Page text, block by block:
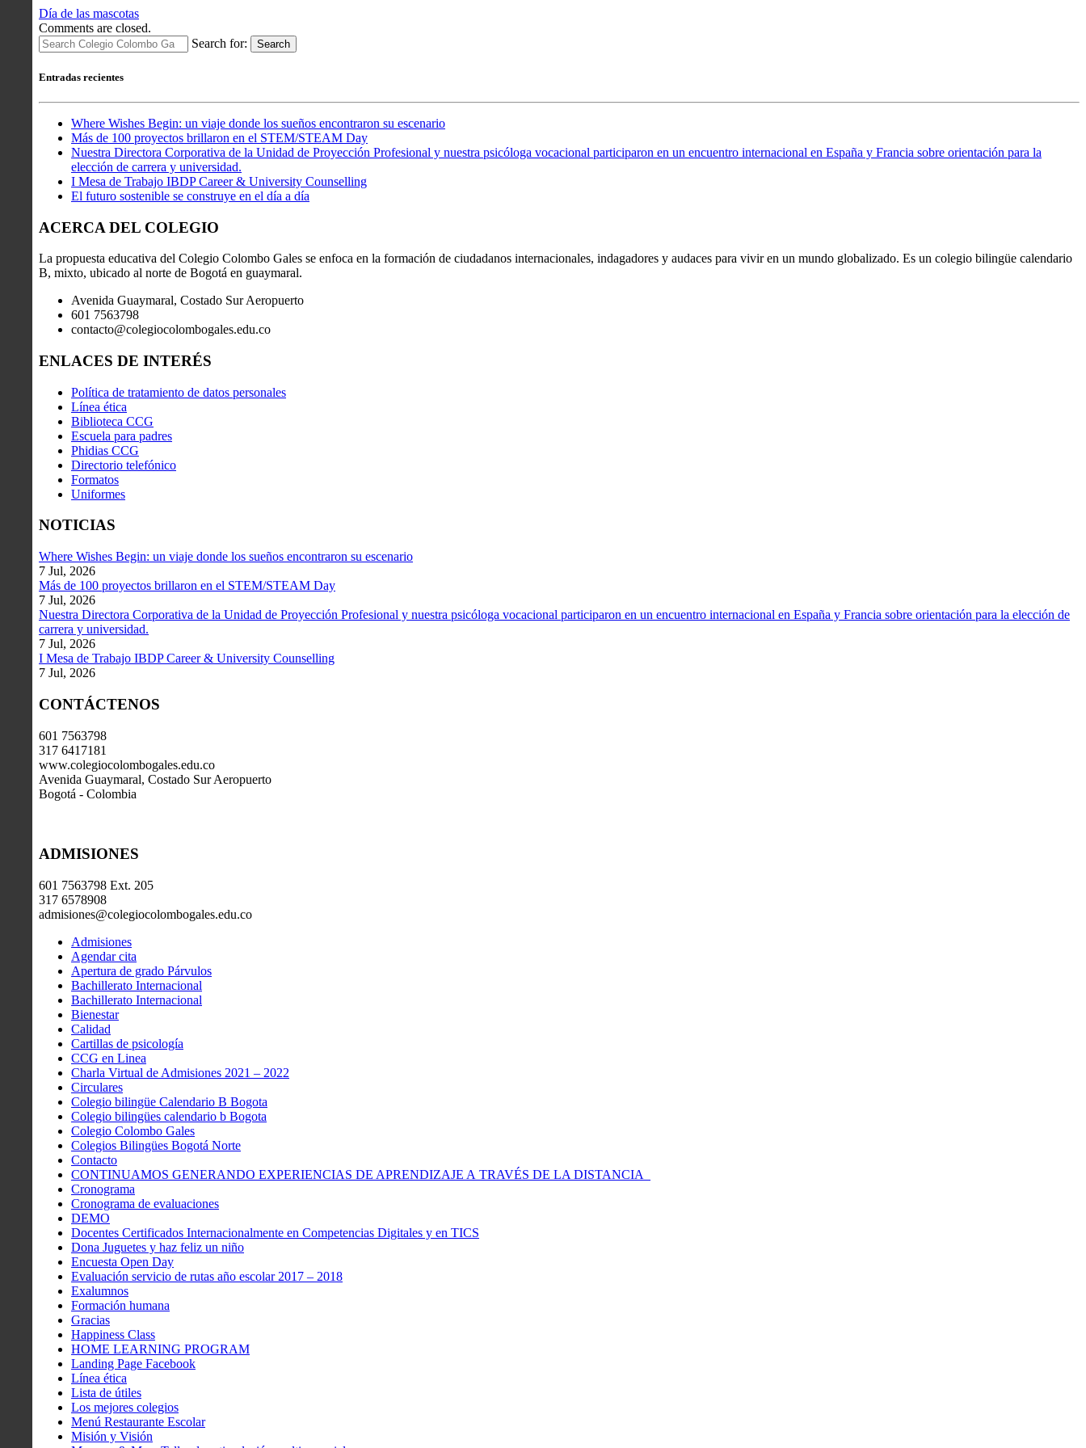
Día de las mascotas
Comments are closed.
Search for:
Search
Entradas recientes
Where Wishes Begin: un viaje donde los sueños encontraron su escenario
Más de 100 proyectos brillaron en el STEM/STEAM Day
Nuestra Directora Corporativa de la Unidad de Proyección Profesional y nuestra psicóloga vocacional participaron en un encuentro internacional en España y Francia sobre orientación para la
elección de carrera y universidad.
I Mesa de Trabajo IBDP Career & University Counselling
El futuro sostenible se construye en el día a día
ACERCA DEL COLEGIO
La propuesta educativa del Colegio Colombo Gales se enfoca en la formación de ciudadanos internacionales, indagadores y audaces para vivir en un mundo globalizado. Es un colegio bilingüe calendario
B, mixto, ubicado al norte de Bogotá en guaymaral.
Avenida Guaymaral, Costado Sur Aeropuerto
601 7563798
contacto@colegiocolombogales.edu.co
ENLACES DE INTERÉS
Política de tratamiento de datos personales
Línea ética
Biblioteca CCG
Escuela para padres
Phidias CCG
Directorio telefónico
Formatos
Uniformes
NOTICIAS
Where Wishes Begin: un viaje donde los sueños encontraron su escenario
7 Jul, 2026
Más de 100 proyectos brillaron en el STEM/STEAM Day
7 Jul, 2026
Nuestra Directora Corporativa de la Unidad de Proyección Profesional y nuestra psicóloga vocacional participaron en un encuentro internacional en España y Francia sobre orientación para la elección de
carrera y universidad.
7 Jul, 2026
I Mesa de Trabajo IBDP Career & University Counselling
7 Jul, 2026
CONTÁCTENOS
601 7563798
317 6417181
www.colegiocolombogales.edu.co
Avenida Guaymaral, Costado Sur Aeropuerto
Bogotá - Colombia
ADMISIONES
601 7563798 Ext. 205
317 6578908
admisiones@colegiocolombogales.edu.co
Admisiones
Agendar cita
Apertura de grado Párvulos
Bachillerato Internacional
Bachillerato Internacional
Bienestar
Calidad
Cartillas de psicología
CCG en Linea
Charla Virtual de Admisiones 2021 – 2022
Circulares
Colegio bilingüe Calendario B Bogota
Colegio bilingües calendario b Bogota
Colegio Colombo Gales
Colegios Bilingües Bogotá Norte
Contacto
CONTINUAMOS GENERANDO EXPERIENCIAS DE APRENDIZAJE A TRAVÉS DE LA DISTANCIA
Cronograma
Cronograma de evaluaciones
DEMO
Docentes Certificados Internacionalmente en Competencias Digitales y en TICS
Dona Juguetes y haz feliz un niño
Encuesta Open Day
Evaluación servicio de rutas año escolar 2017 – 2018
Exalumnos
Formación humana
Gracias
Happiness Class
HOME LEARNING PROGRAM
Landing Page Facebook
Línea ética
Lista de útiles
Los mejores colegios
Menú Restaurante Escolar
Misión y Visión